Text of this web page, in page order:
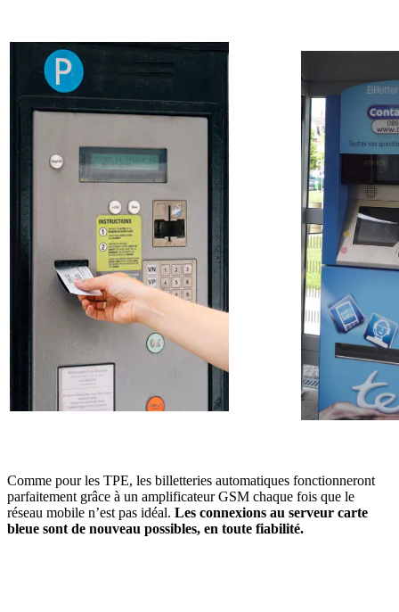
Comme pour les TPE, les billetteries automatiques fonctionneront
parfaitement grâce à un amplificateur GSM chaque fois que le
réseau mobile n’est pas idéal. Les connexions au serveur carte
bleue sont de nouveau possibles, en toute fiabilité.